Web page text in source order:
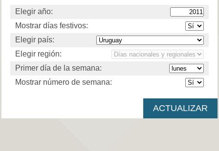
Elegir año:
Mostrar días festivos:
Elegir país:
Elegir región:
Primer día de la semana:
Mostrar número de semana: